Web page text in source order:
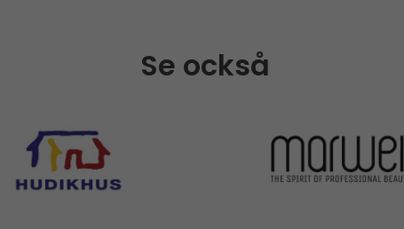
Se också